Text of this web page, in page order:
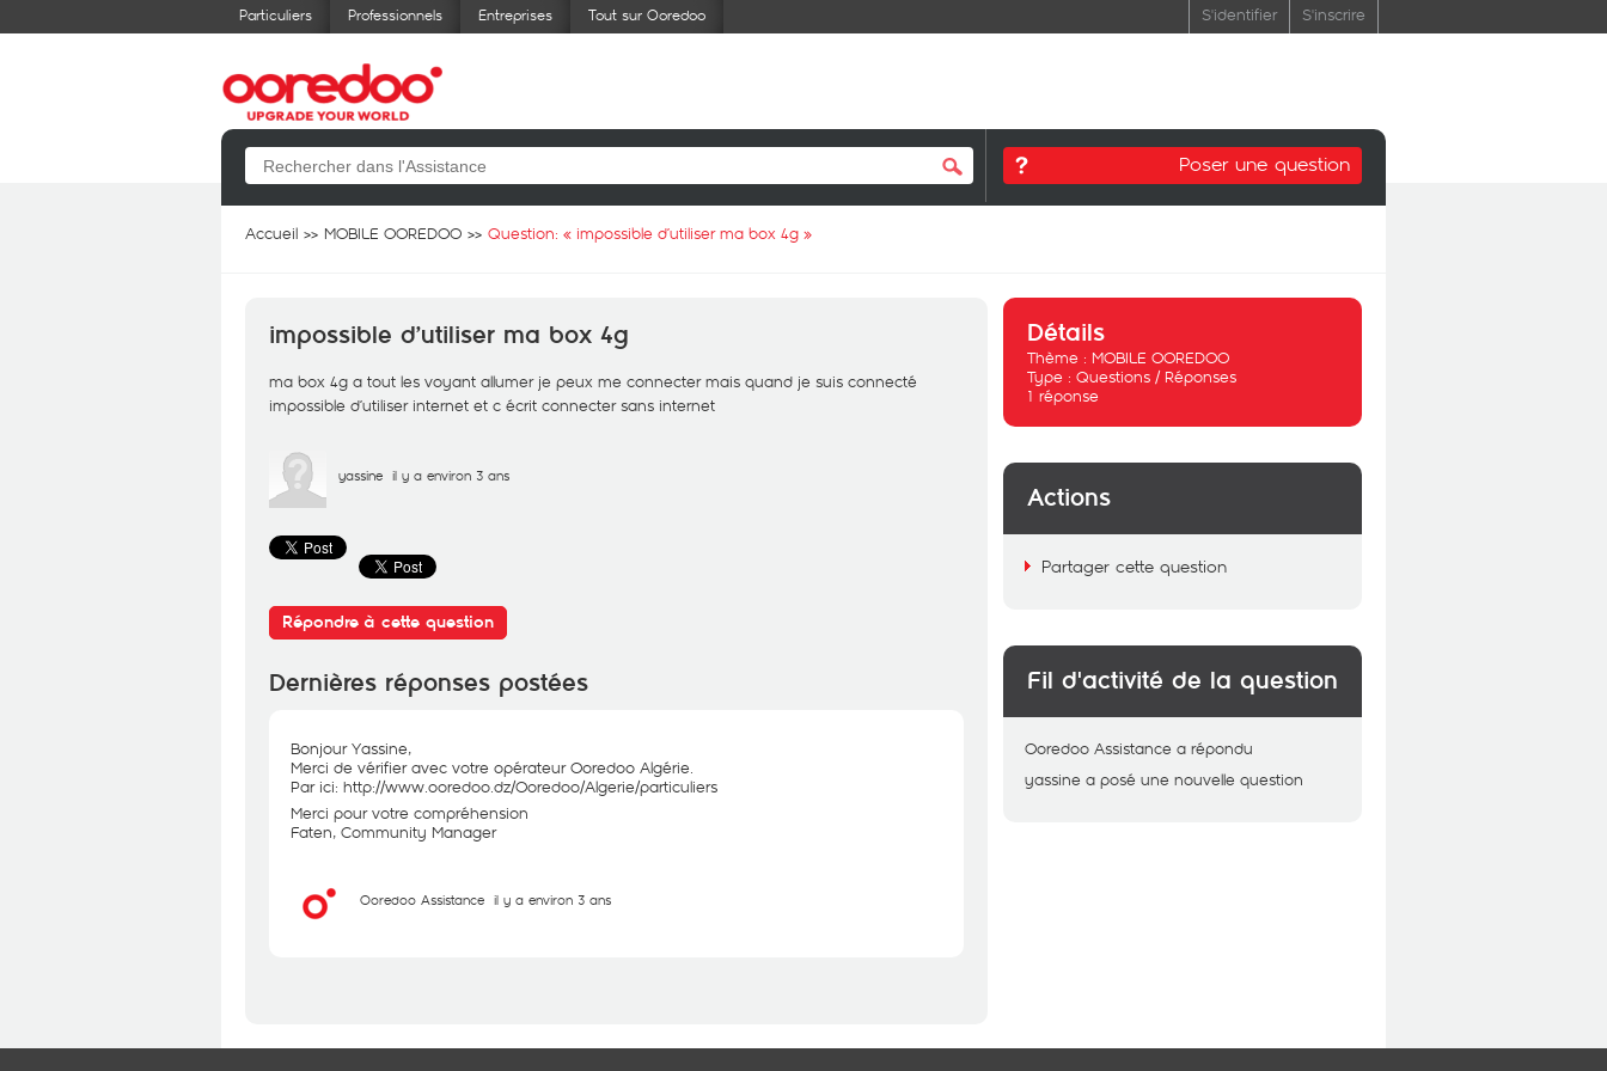
Particuliers Professionnels Entreprises Tout sur Ooredoo S'identifier S'inscrire
Poser une question
Accueil MOBILE OOREDOO Question: « impossible d’utiliser ma box 4g »
impossible d’utiliser ma box 4g
ma box 4g a tout les voyant allumer je peux me connecter mais quand je suis connecté
impossible d’utiliser internet et c écrit connecter sans internet
yassine il y a environ 3 ans
Répondre à cette question
Dernières réponses postées
Bonjour Yassine,
Merci de vérifier avec votre opérateur Ooredoo Algérie.
Par ici: http://www.ooredoo.dz/Ooredoo/Algerie/particuliers
Merci pour votre compréhension
Faten, Community Manager
Ooredoo Assistance il y a environ 3 ans
Détails
Thème : MOBILE OOREDOO
Type : Questions / Réponses
1 réponse
Actions
Partager cette question
Fil d'activité de la question
Ooredoo Assistance a répondu
yassine a posé une nouvelle question